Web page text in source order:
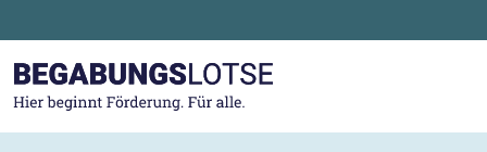
Zur Startseite gehen